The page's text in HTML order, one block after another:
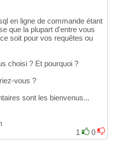
en ligne de commande étant
que la plupart d'entre vous
soit pour vos requêtes ou
choisi ? Et pourquoi ?
vous ?
sont les bienvenus...
1
0